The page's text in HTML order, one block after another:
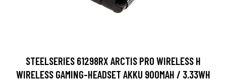
STEELSERIES 61298RX ARCTIS PRO WIRELESS H
WIRELESS GAMING-HEADSET AKKU 900MAH / 3.33WH